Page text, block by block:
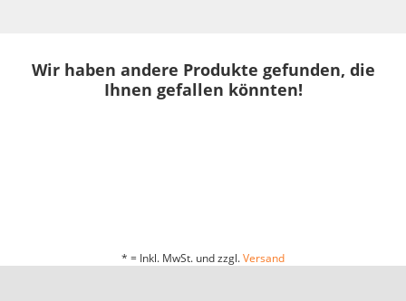
Wir haben andere Produkte gefunden, die
Ihnen gefallen könnten!
* = Inkl. MwSt. und zzgl.Versand